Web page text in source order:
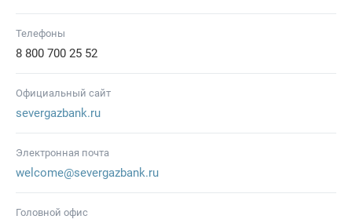
Телефоны
8 800 700 25 52
Официальный сайт
severgazbank.ru
Электронная почта
welcome@severgazbank.ru
Головной офис